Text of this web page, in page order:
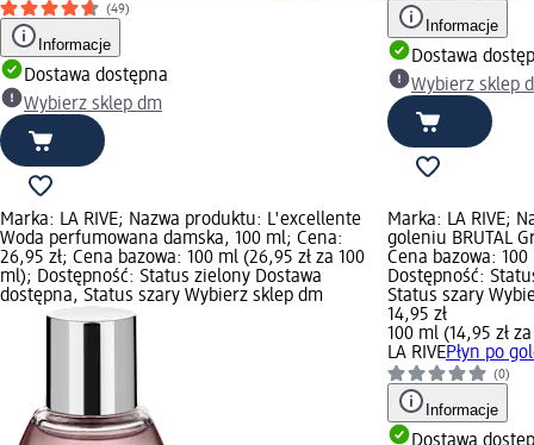
(49)
Informacje
Dostawa dostępna
Wybierz sklep dm
Informacje
Dostawa
Wybierz sklep
Marka: LA RIVE; Nazwa produktu: L'excellente
Woda perfumowana damska, 100 ml; Cena:
26,95 zł; Cena bazowa: 100 ml (26,95 zł za 100
ml); Dostępność: Status zielony Dostawa
dostępna, Status szary Wybierz sklep dm
Marka: LA RIVE;
goleniu BRUTAL
Cena bazowa:
Dostępność:
Status szary
14,95 zł
100 ml (14,95 zł
LA RIVEPłyn po
(0)
Informacje